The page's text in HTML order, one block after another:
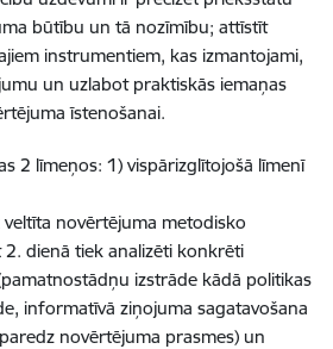
būtību un tā nozīmību; attīstīt
instrumentiem, kas izmantojami,
un uzlabot praktiskās iemaņas
īstenošanai.
2 līmeņos: 1) vispārizglītojošā līmenī
novērtējuma metodisko
dienā tiek analizēti konkrēti
izstrāde kādā politikas
informatīvā ziņojuma sagatavošana
novērtējuma prasmes) un